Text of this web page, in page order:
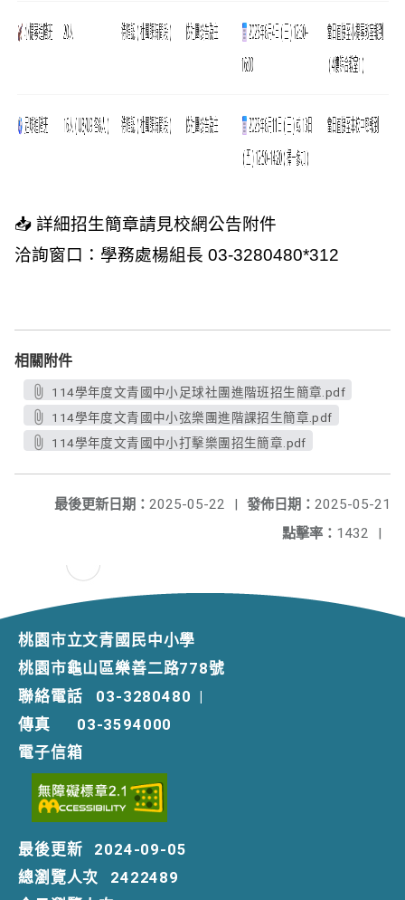
📥 詳細招生簡章請見校網公告附件
洽詢窗口：學務處楊組長 03-3280480*312
相關附件
114學年度文青國中小足球社團進階班招生簡章.pdf
114學年度文青國中小弦樂團進階課招生簡章.pdf
114學年度文青國中小打擊樂團招生簡章.pdf
發佈日期： 2025-05-21
最後更新日期： 2025-05-22
|
點擊率： 1432 |
桃園市立文青國民中小學
桃園市龜山區樂善二路778號
聯絡電話
03-3280480 |
傳真
03-3594000
電子信箱
最後更新
2024-09-05
總瀏覽人次
2422489